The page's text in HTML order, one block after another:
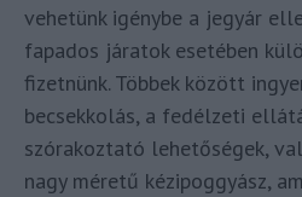
vehetünk igénybe a jegyár
fapados járatok esetében
fizetnünk. Többek között
becsekkolás, a fedélzeti
szórakoztató lehetőségek,
nagy méretű kézipoggyász,